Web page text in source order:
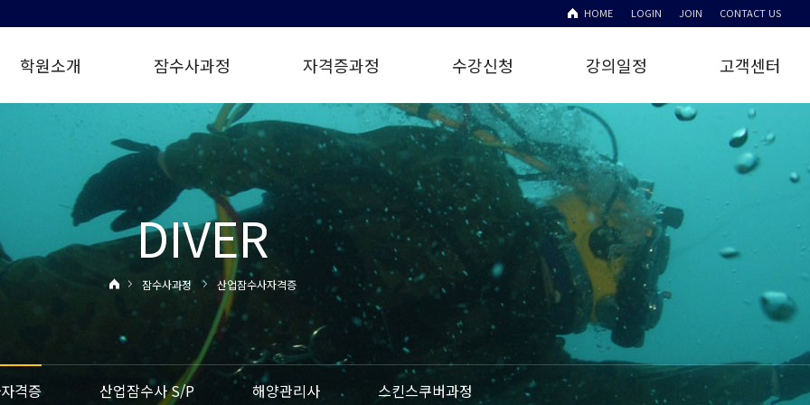
HOME LOGIN JOIN CONTACT US
학원소개 잠수사과정 자격증과정 수강신청 강의일정 고객센터
DIVER
잠수사과정 산업잠수사자격증
격증 산업잠수사 S/P 해양관리사 스킨스쿠버과정